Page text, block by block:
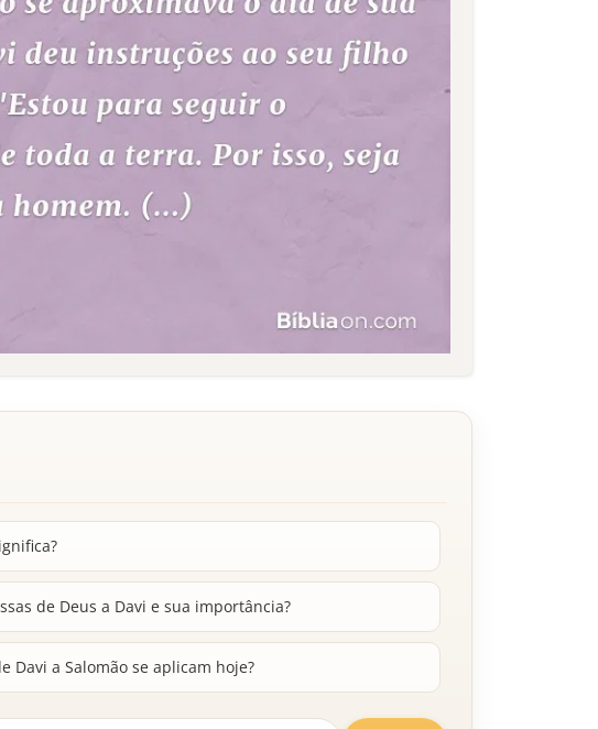
de Deus a Davi e sua importância?
Davi a Salomão se aplicam hoje?